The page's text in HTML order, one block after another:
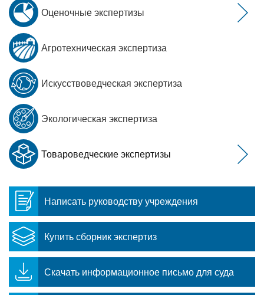
Написать руководству учреждения
Купить сборник экспертиз
Скачать информационное письмо для суда
Оценочные экспертизы
Агротехническая экспертиза
Искусствоведческая экспертиза
Экологическая экспертиза
Товароведческие экспертизы